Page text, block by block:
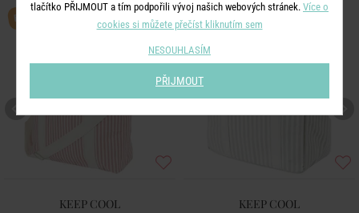
BESTSELLER
KEEP COOL KEEP COOL
tlačítko PŘIJMOUT a tím podpořili vývoj našich webových stránek. Více o
cookies si můžete přečíst kliknutím sem
NESOUHLASÍM
PŘIJMOUT